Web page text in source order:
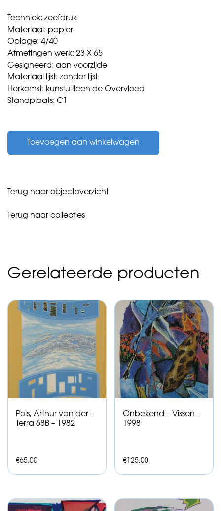
Techniek: zeefdruk
Materiaal: papier
Oplage: 4/40
Afmetingen werk: 23 X 65
Gesigneerd: aan voorzijde
Materiaal lijst: zonder lijst
Herkomst: kunstuitleen de Overvloed
Standplaats: C1
Dominique
budda
1999
Toevoegen aan winkelwagen
Terug naar objectoverzicht
Terug naar collecties
Gerelateerde producten
Pols, Arthur van der –
Terra 68B – 1982
€65,00
Onbekend – Vissen –
1998
€ 125,00